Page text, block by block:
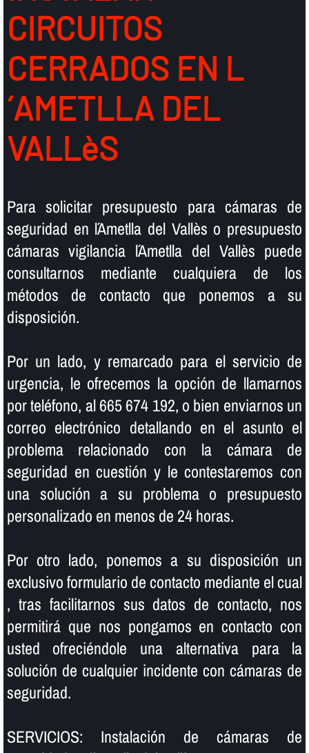
CIRCUITOS
CERRADOS EN L
´AMETLLA DEL
VALLèS
Para solicitar presupuesto para cámaras de
seguridad en l´Ametlla del Vallès o presupuesto
cámaras vigilancia l´Ametlla del Vallès puede
consultarnos mediante cualquiera de los
métodos de contacto que ponemos a su
disposición.
Por un lado, y remarcado para el servicio de
urgencia, le ofrecemos la opción de llamarnos
por teléfono, al 665 674 192, o bien enviarnos un
correo electrónico detallando en el asunto el
problema relacionado con la cámara de
seguridad en cuestión y le contestaremos con
una solución a su problema o presupuesto
personalizado en menos de 24 horas.
Por otro lado, ponemos a su disposición un
exclusivo formulario de contacto mediante el cual
, tras facilitarnos sus datos de contacto, nos
permitirá que nos pongamos en contacto con
usted ofreciéndole una alternativa para la
solución de cualquier incidente con cámaras de
seguridad.
SERVICIOS: Instalación de cámaras de